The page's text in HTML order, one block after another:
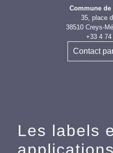
Commune de
35, place
38510 Creys-
+33 4 74
Contact
Les labels